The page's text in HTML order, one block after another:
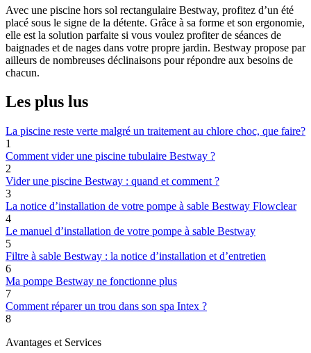
Avec une piscine hors sol rectangulaire Bestway, profitez d’un été
placé sous le signe de la détente. Grâce à sa forme et son ergonomie,
elle est la solution parfaite si vous voulez profiter de séances de
baignades et de nages dans votre propre jardin. Bestway propose par
ailleurs de nombreuses déclinaisons pour répondre aux besoins de
chacun.
Les plus lus
La piscine reste verte malgré un traitement au chlore choc, que faire?
1
Comment vider une piscine tubulaire Bestway ?
2
Vider une piscine Bestway : quand et comment ?
3
La notice d’installation de votre pompe à sable Bestway Flowclear
4
Le manuel d’installation de votre pompe à sable Bestway
5
Filtre à sable Bestway : la notice d’installation et d’entretien
6
Ma pompe Bestway ne fonctionne plus
7
Comment réparer un trou dans son spa Intex ?
8
Avantages et Services